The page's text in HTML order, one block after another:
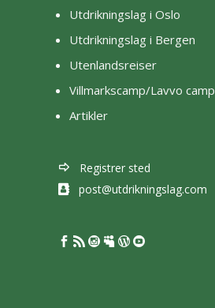
Utdrikningslag i Oslo
Utdrikningslag i Bergen
Utenlandsreiser
Villmarkscamp/Lavvo camp
Artikler
Registrer sted
post@utdrikningslag.com